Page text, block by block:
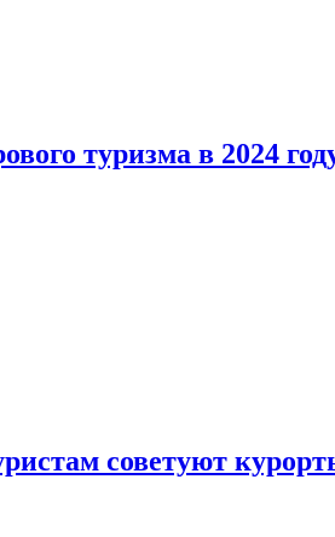
туризма в 2024
советуют